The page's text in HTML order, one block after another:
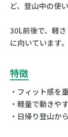
ど、登山中の使
30L前後で、軽
に向いています。
特徴
・フィット感を
・軽量で動きや
・日帰り登山か